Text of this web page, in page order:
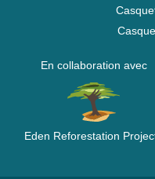
En collaboration avec
Eden Reforestation